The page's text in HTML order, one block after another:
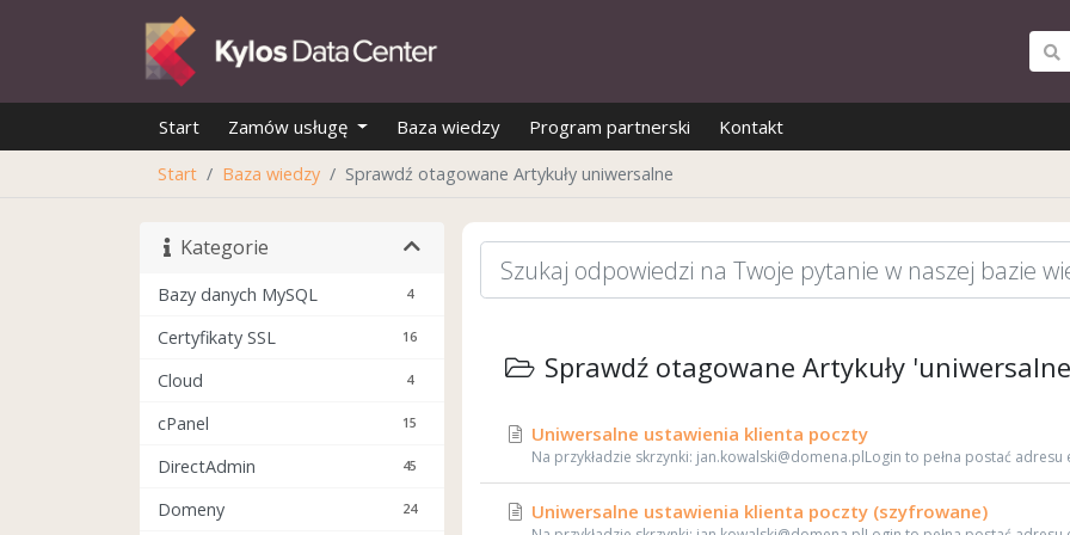
Start Zamów usługę Baza wiedzy Program partnerski Kontakt
Start Baza wiedzy Sprawdź otagowane Artykuły uniwersalne
Kategorie
4
Bazy danych MySQL
16
Certyfikaty SSL
4
Cloud
15
cPanel
45
DirectAdmin
24
Domeny
Sprawdź otagowane Artykuły
Uniwersalne ustawienia klienta poczty
Na przykładzie skrzynki: jan.kowalski@domena.plLogin to pełna postać adresu
Uniwersalne ustawienia klienta poczty (szyfrowane)